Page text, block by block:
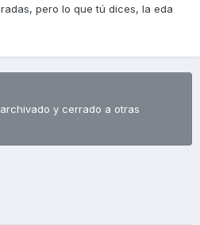
pero lo que tú dices, la eda
y cerrado a otras